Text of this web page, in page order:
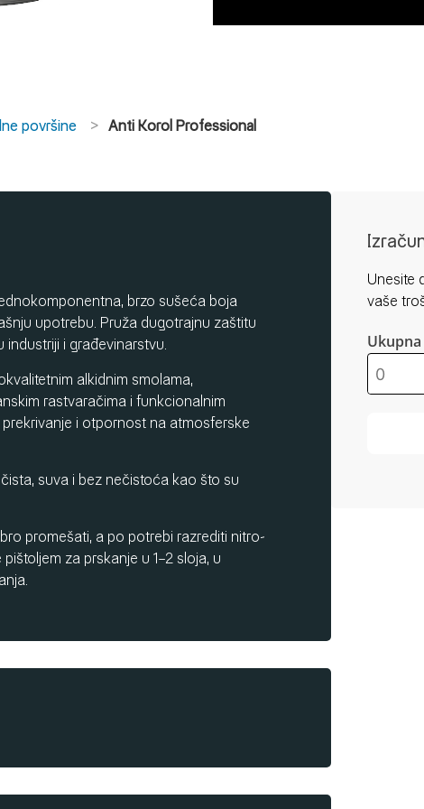
površine Anti Korol Professional
brzo sušeća boja
upotrebu. Pruža dugotrajnu zaštitu
i građevinarstvu.
alkidnim smolama,
rastvaračima i funkcionalnim
i otpornost na atmosferske
suva i bez nečistoća kao što su
promešati, a po potrebi razrediti nitro-
za prskanje u 1–2 sloja, u
Unesite
vaše